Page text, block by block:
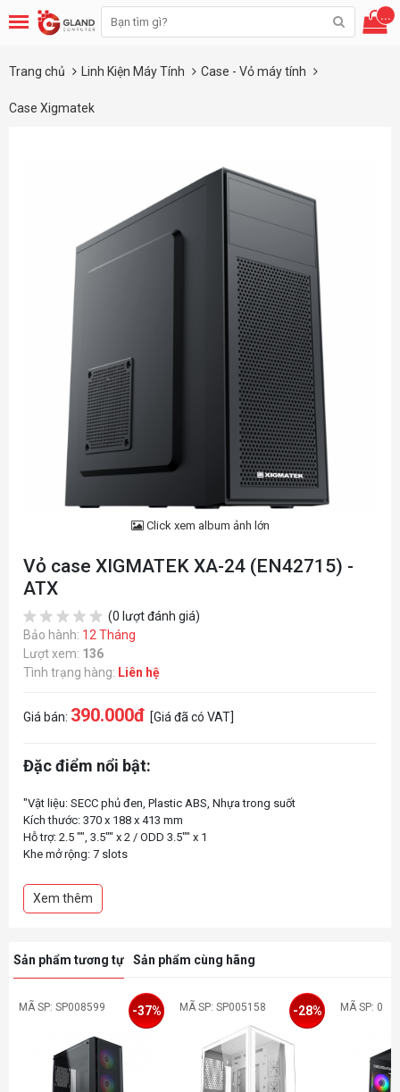
...
Trang chủ Linh Kiện Máy Tính Case - Vỏ máy tính
Case Xigmatek
Click xem album ảnh lớn
Vỏ case XIGMATEK XA-24 (EN42715) -
ATX
(0 lượt đánh giá)
Bảo hành: 12 Tháng
Lượt xem: 136
Tình trạng hàng: Liên hệ
Giá bán: 390.000đ [Giá đã có VAT]
Đặc điểm nổi bật:
"Vật liệu: SECC phủ đen, Plastic ABS, Nhựa trong suốt
Kích thước: 370 x 188 x 413 mm
Hỗ trợ: 2.5 "", 3.5"" x 2 / ODD 3.5"" x 1
Khe mở rộng: 7 slots
Cổng kết nối: USB1.1 x2 - Audio in/out x 1 (HD Audio)
Hỗ trợ tản nhiệt CPU 155mm
Xem thêm
Sản phẩm tương tự Sản phẩm cùng hãng
MÃ SP: SP008599 -37% MÃ SP: SP005158 -28% MÃ SP: 0